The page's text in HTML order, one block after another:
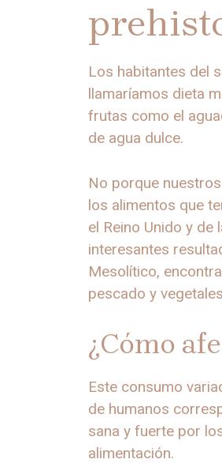
Los habitantes del
llamaríamos dieta
frutas como el
de agua dulce.
No porque
los alimentos que
el Reino Unido y de
interesantes
Mesolítico,
pescado y
¿Cómo
Este consumo
de humanos
sana y fuerte por
alimentación.